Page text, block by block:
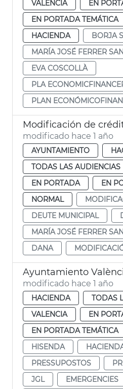
VALENCIA
EN
EN PORTADA TEMÁTICA
HACIENDA
BORJA
MARÍA JOSÉ FERRER
EVA COSCOLLÀ
PLA
PLAN
modificado hace 1 año
AYUNTAMIENTO
TODAS LAS AUDIENCIAS
EN PORTADA
EN
NORMAL
DEUTE MUNICIPAL
MARÍA JOSÉ FERRER
DANA
modificado hace 1 año
HACIENDA
TODAS
VALENCIA
EN
EN PORTADA TEMÁTICA
HISENDA
PRESSUPOSTOS
JGL
EMERGENCIES